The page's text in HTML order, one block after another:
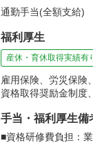
通勤手当(全額支給)
福利厚生
産休・育休取得実績有
雇用保険、労災保険
資格取得奨励金制度
手当・福利厚生備
■資格研修費負担：